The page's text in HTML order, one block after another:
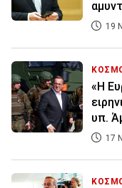
19
«Η
υπ.
17